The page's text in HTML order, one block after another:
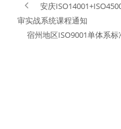
安庆
审实战系统课程通知
宿州地区ISO9001单体系